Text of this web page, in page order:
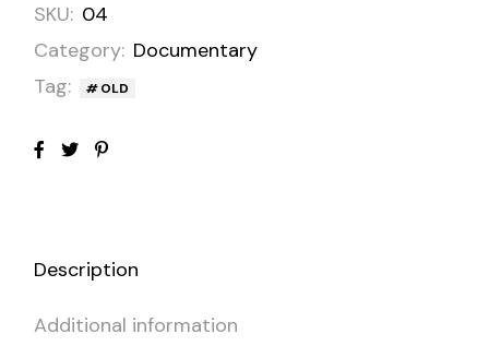
SKU: 04
Category: Documentary
Tag:
OLD
Description
Additional information